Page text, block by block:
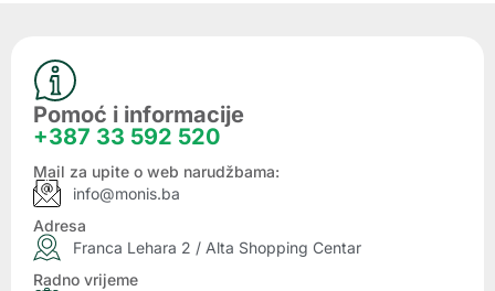
Pomoć i informacije
+387 33 592 520
Mail za upite o web narudžbama:
info@monis.ba
Adresa
Franca Lehara 2 / Alta Shopping Centar
Radno vrijeme